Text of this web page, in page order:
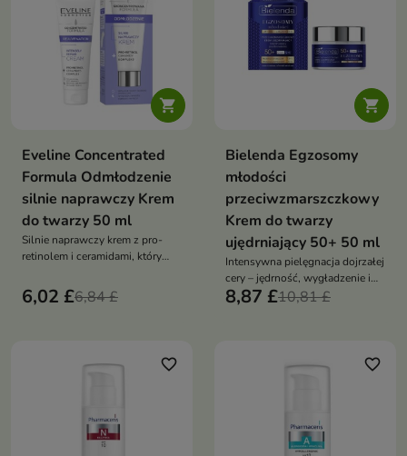

Eveline Concentrated
Formula Odmłodzenie
silnie naprawczy Krem
do twarzy 50 ml
Silnie naprawczy krem z pro-
retinolem i ceramidami, który
skórę dojrzałą, redukuje
zmarszczki, poprawia napięcie
6,02 £6,84 £

Bielenda Egzosomy
młodości
przeciwzmarszczkowy
Krem do twarzy
ujędrniający 50+ 50 ml
Intensywna pielęgnacja dojrzałej
cery – jędrność, wygładzenie i
jednolity koloryt każdego dnia
8,87 £10,81 £
favorite_border favorite_border